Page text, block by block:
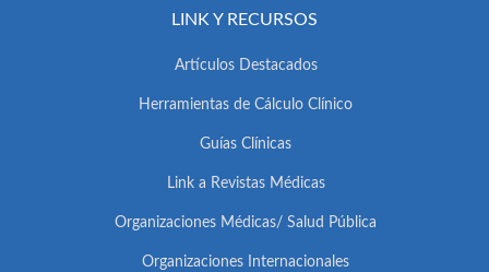
LINK Y RECURSOS
Artículos Destacados
Herramientas de Cálculo Clínico
Guías Clínicas
Link a Revistas Médicas
Organizaciones Médicas/ Salud Pública
Organizaciones Internacionales